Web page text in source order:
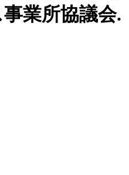
業所協議会.